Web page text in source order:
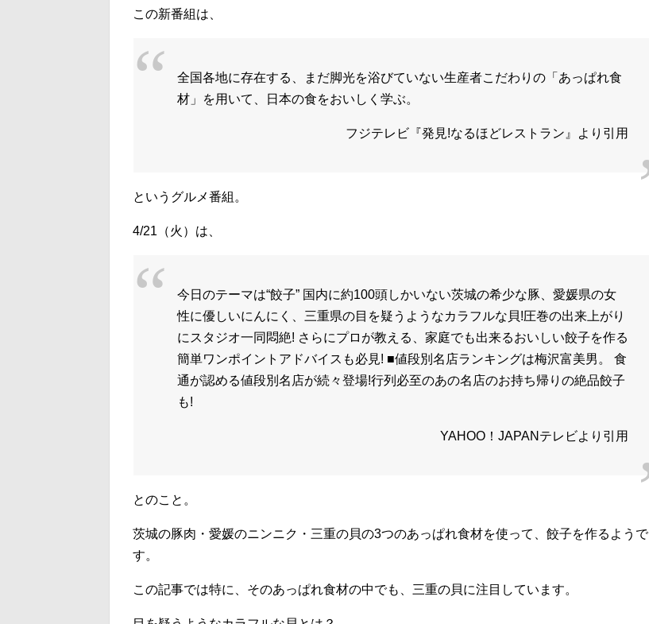
この新番組は、
全国各地に存在する、まだ脚光を浴びていない生産者こだわりの「あっぱれ食
材」を用いて、日本の食をおいしく学ぶ。
フジテレビ『発見!なるほどレストラン』より引用
というグルメ番組。
4/21（火）は、
今日のテーマは“餃子” 国内に約100頭しかいない茨城の希少な豚、愛媛県の女
性に優しいにんにく、三重県の目を疑うようなカラフルな貝!圧巻の出来上がり
にスタジオ一同悶絶! さらにプロが教える、家庭でも出来るおいしい餃子を作る
簡単ワンポイントアドバイスも必見! ■値段別名店ランキングは梅沢富美男。 食
通が認める値段別名店が続々登場!行列必至のあの名店のお持ち帰りの絶品餃子
も!
YAHOO！JAPANテレビより引用
とのこと。
茨城の豚肉・愛媛のニンニク・三重の貝の3つのあっぱれ食材を使って、餃子を作るようで
す。
この記事では特に、そのあっぱれ食材の中でも、三重の貝に注目しています。